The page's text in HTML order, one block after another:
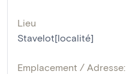
Lieu
Stavelot[localité]
Emplacement / Adresse: